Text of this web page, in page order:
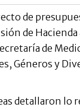
de
de Hacienda
de
Géneros y
detallaron